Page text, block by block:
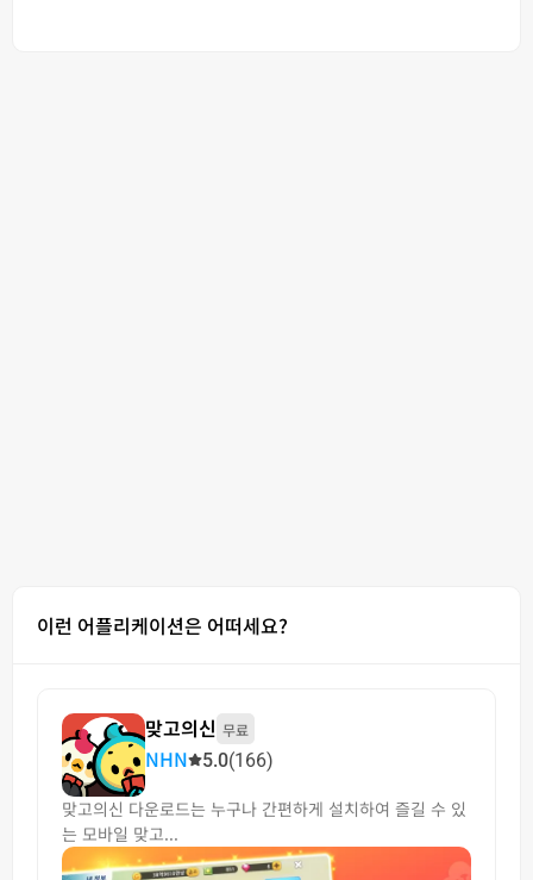
이런 어플리케이션은 어떠세요?
맞고의신 무료
NHN 5.0(166)
맞고의신 다운로드는 누구나 간편하게 설치하여 즐길 수 있
는 모바일 맞고...